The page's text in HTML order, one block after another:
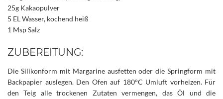
25g Kakaopulver
5 EL Wasser, kochend heiß
1 Msp Salz
ZUBEREITUNG:
Die Silikonform mit Margarine ausfetten oder die Springform mit
Backpapier auslegen. Den Ofen auf 180°C Umluft vorheizen. Für
den Teig alle trockenen Zutaten vermengen, das Öl und die